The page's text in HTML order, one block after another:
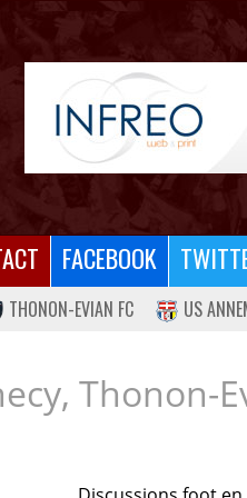
FACEBOOK
THONON-EVIAN FC US
Thonon-